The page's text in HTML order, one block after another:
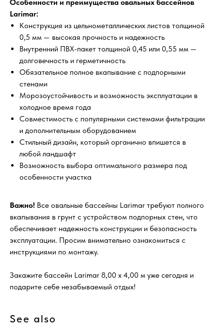
Особенности и преимущества овальных бассейнов
Larimar:
Конструкция из цельнометаллических листов толщиной
0,5 мм — высокая прочность и надежность
Внутренний ПВХ-пакет толщиной 0,45 или 0,55 мм —
долговечность и герметичность
Обязательное полное вкапывание с подпорными
стенами
Морозоустойчивость и возможность эксплуатации в
холодное время года
Совместимость с популярными системами фильтрации
и дополнительным оборудованием
Стильный дизайн, который органично впишется в
любой ландшафт
Возможность выбора оптимального размера под
особенности участка
Важно! Все овальные бассейны Larimar требуют полного
вкапывания в грунт с устройством подпорных стен, что
обеспечивает надежность конструкции и безопасность
эксплуатации. Просим внимательно ознакомиться с
инструкциями по монтажу.
Закажите бассейн Larimar 8,00 х 4,00 м уже сегодня и
подарите себе незабываемый отдых!
See also